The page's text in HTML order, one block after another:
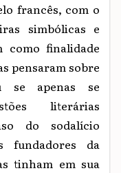
francês, com o
simbólicas e
como finalidade
pensaram sobre
se apenas se
literárias
do sodalício
fundadores da
tinham em sua